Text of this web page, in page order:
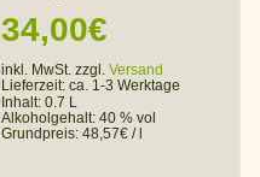
34,00€
inkl. MwSt. zzgl. Versand
Lieferzeit: ca. 1-3 Werktage
Inhalt: 0.7 L
Alkoholgehalt: 40 % vol
Grundpreis: 48,57€ /l